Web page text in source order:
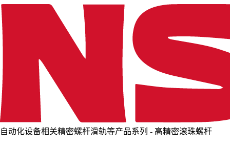
自动化设备相关精密螺杆滑轨等产品系列 - 高精密滚珠螺杆